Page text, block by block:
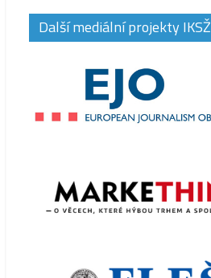
Další mediální projekty IKSŽ